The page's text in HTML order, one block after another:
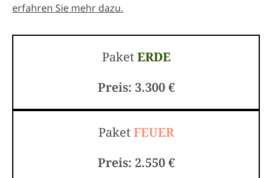
erfahren Sie mehr dazu.
PaketERDE
Preis: 3.300 €
PaketFEUER
Preis: 2.550 €